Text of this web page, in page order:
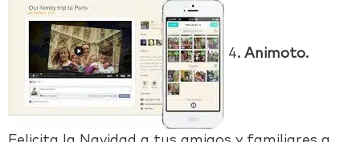
4. Animoto.